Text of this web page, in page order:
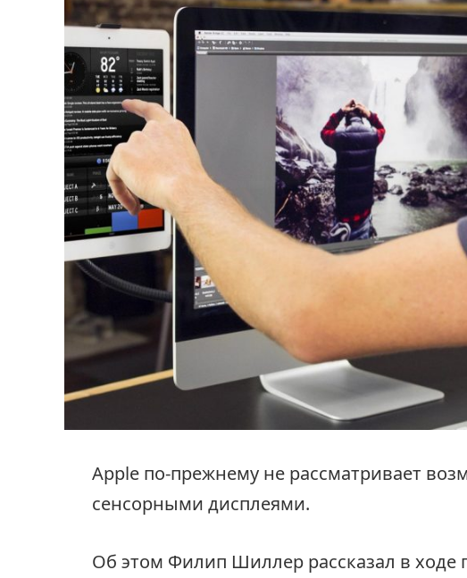
Apple по-прежнему не рассматривает
сенсорными дисплеями.
Об этом Филип Шиллер рассказал в ходе